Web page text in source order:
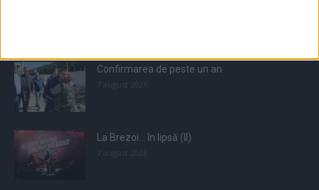
Confirmarea de peste un an
La Brezoi… în lipsă (II)